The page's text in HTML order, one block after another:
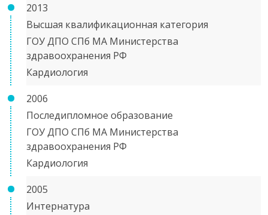
2013
Высшая квалификационная категория
ГОУ ДПО СПб МА Министерства
здравоохранения РФ
Кардиология
2006
Последипломное образование
ГОУ ДПО СПб МА Министерства
здравоохранения РФ
Кардиология
2005
Интернатура